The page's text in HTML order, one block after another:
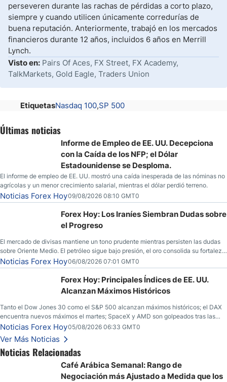
perseveren durante las rachas de pérdidas a corto plazo,
siempre y cuando utilicen únicamente corredurías de
buena reputación. Anteriormente, trabajó en los mercados
financieros durante 12 años, incluidos 6 años en Merrill
Lynch.
Visto en: Pairs Of Aces, FX Street, FX Academy,
TalkMarkets, Gold Eagle, Traders Union
EtiquetasNasdaq 100 SP 500
Últimas noticias
Informe de Empleo de EE. UU. Decepciona
con la Caída de los NFP; el Dólar
Estadounidense se Desploma.
El informe de empleo de EE. UU. mostró una caída inesperada de las nóminas no
agrícolas y un menor crecimiento salarial, mientras el dólar perdió terreno.
Noticias Forex Hoy09/08/2026 08:10 GMT0
Forex Hoy: Los Iraníes Siembran Dudas sobre
el Progreso
El mercado de divisas mantiene un tono prudente mientras persisten las dudas
sobre Oriente Medio. El petróleo sigue bajo presión, el oro consolida su fortaleza
y los operadores esperan nuevas referencias económicas desde Estados
Unidos.
Noticias Forex Hoy06/08/2026 07:01 GMT0
Forex Hoy: Principales Índices de EE. UU.
Alcanzan Máximos Históricos
Tanto el Dow Jones 30 como el S&P 500 alcanzan máximos históricos; el DAX
encuentra nuevos máximos el martes; SpaceX y AMD son golpeados tras las
llamadas de ganancias; el petróleo crudo cae por debajo de los $80 con nuevas
esperanzas; el dólar estadounidense continúa intentando estabilizarse frente al
yen; el peso mexicano ve un repunte a medida que las tasas caen en EE. UU.
Noticias Forex Hoy05/08/2026 06:33 GMT0
Ver Más Noticias
Noticias Relacionadas
Café Arábica Semanal: Rango de
Negociación más Ajustado a Medida que los